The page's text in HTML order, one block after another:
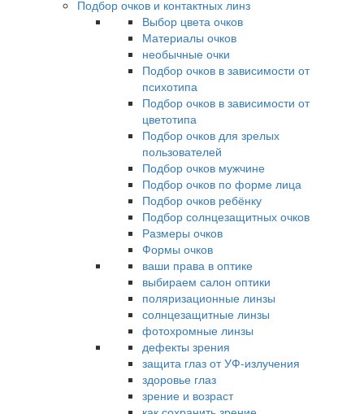
Подбор очков и контактных линз
Выбор цвета очков
Материалы очков
необычные очки
Подбор очков в зависимости от
психотипа
Подбор очков в зависимости от
цветотипа
Подбор очков для зрелых
пользователей
Подбор очков мужчине
Подбор очков по форме лица
Подбор очков ребёнку
Подбор солнцезащитных очков
Размеры очков
Формы очков
ваши права в оптике
выбираем салон оптики
поляризационные линзы
солнцезащитные линзы
фотохромные линзы
дефекты зрения
защита глаз от УФ-излучения
здоровье глаз
зрение и возраст